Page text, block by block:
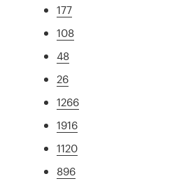
177
108
48
26
1266
1916
1120
896